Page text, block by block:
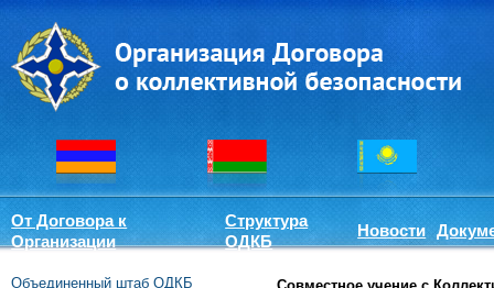
От Договора к
Организации
Структура
ОДКБ
Новости
Объединенный штаб ОДКБ